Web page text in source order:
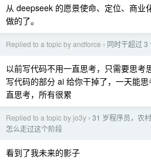
从 deepseek 的愿景使命、定位、商业
做的了。
Replied to a topic by andforce › 同时干超过 3
以前写代码不用一直思考，只需要思
写代码的部分 ai 给你干掉了，一天能
直思考，所有很累
Replied to a topic by jo3y › 31 岁程序员，农
怎么走过这个阶段
看到了我未来的影子